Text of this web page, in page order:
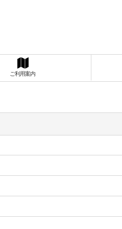
ご利用案内